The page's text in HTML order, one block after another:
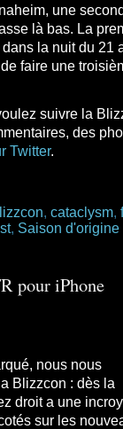
une
là bas. La
la nuit du 21
faire une
suivre la
des
Twitter.
, cataclysm,
, Saison d'origine
pour iPhone
nous nous
Blizzcon : dès la
droit a une
sur les